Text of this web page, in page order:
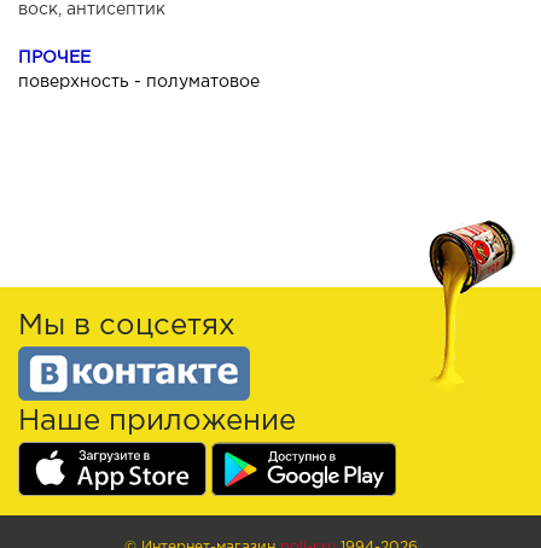
воск, антисептик
ПРОЧЕЕ
поверхность - полуматовое
Мы в соцсетях
Наше приложение